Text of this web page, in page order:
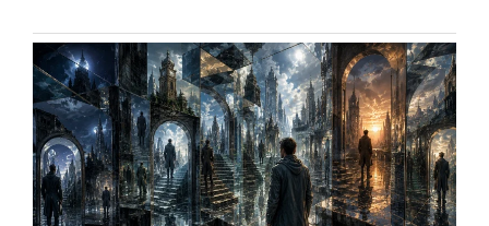
книге
«Фальшивые
зеркала»
Сергея
Лукьяненко»